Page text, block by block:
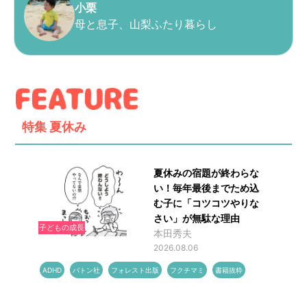
小栗
母と息子、山梨ふたり暮らし
特集 夏休み
子どもの成長
夏休みの宿題が終わらな
い！毎年最後までため込
む子に「コツコツやりな
さい」が無駄な理由
本田秀夫
2026.08.06
ADHD バトン社 フォレスト出版 フクチマミ 書籍抜粋